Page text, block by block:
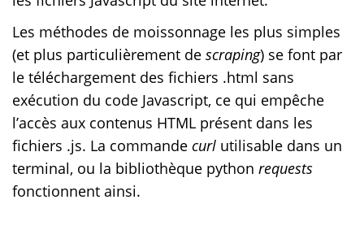
Les méthodes de moissonnage les plus simples
(et plus particulièrement de scraping) se font par
le téléchargement des fichiers .html sans
exécution du code Javascript, ce qui empêche
l’accès aux contenus HTML présent dans les
fichiers .js. La commande curl utilisable dans un
terminal, ou la bibliothèque python requests
fonctionnent ainsi.